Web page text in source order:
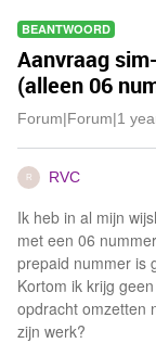
BEANTWOORD
Aanvraag
(alleen 06
Forum|Forum|1
R RVC
Ik heb in al mijn
met een 06
prepaid nummer is
Kortom ik krijg
opdracht omzetten
zijn werk?